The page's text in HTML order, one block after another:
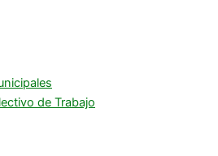
de Trabajo